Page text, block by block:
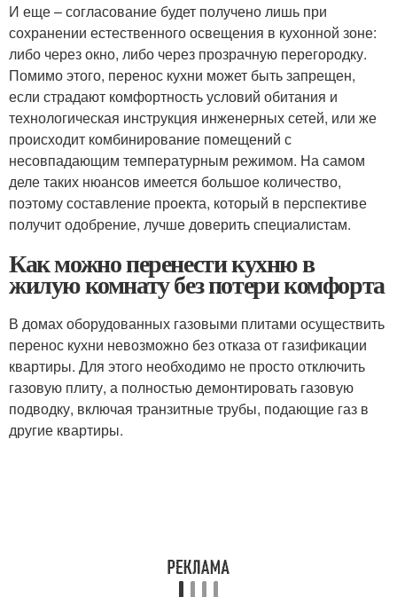
И еще – согласование будет получено лишь при
сохранении естественного освещения в кухонной зоне:
либо через окно, либо через прозрачную перегородку.
Помимо этого, перенос кухни может быть запрещен,
если страдают комфортность условий обитания и
технологическая инструкция инженерных сетей, или же
происходит комбинирование помещений с
несовпадающим температурным режимом. На самом
деле таких нюансов имеется большое количество,
поэтому составление проекта, который в перспективе
получит одобрение, лучше доверить специалистам.
Как можно перенести кухню в
жилую комнату без потери комфорта
В домах оборудованных газовыми плитами осуществить
перенос кухни невозможно без отказа от газификации
квартиры. Для этого необходимо не просто отключить
газовую плиту, а полностью демонтировать газовую
подводку, включая транзитные трубы, подающие газ в
другие квартиры.